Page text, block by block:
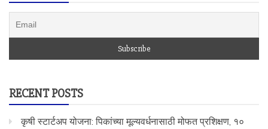
RECENT POSTS
कृषी स्टार्टअप योजना: पिकांच्या मूल्यवर्धनासाठी मोफत प्रशिक्षण, १०